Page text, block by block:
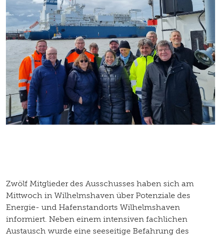
Zwölf Mitglieder des Ausschusses haben sich am
Mittwoch in Wilhelmshaven über Potenziale des
Energie- und Hafenstandorts Wilhelmshaven
informiert. Neben einem intensiven fachlichen
Austausch wurde eine seeseitige Befahrung des